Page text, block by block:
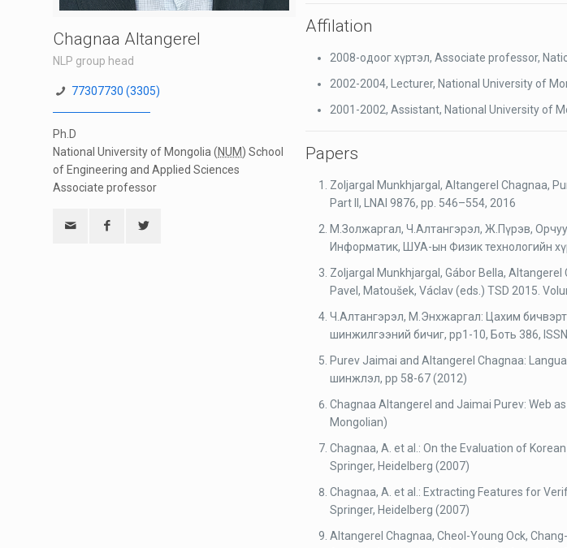
Chagnaa Altangerel
NLP group head
77307730 (3305)
Ph.D
National University of Mongolia (NUM)School
of Engineering and Applied Sciences
Associate professor
Affilation
2008-одоог хүртэл, Associate professor,
2002-2004, Lecturer, National University of
2001-2002, Assistant, National University of
Papers
Zoljargal Munkhjargal, Altangerel Chagnaa,
Part II, LNAI 9876, pp. 546–554, 2016
М.Золжаргал, Ч.Алтангэрэл, Ж.Пүрэв,
Информатик, ШУА-ын Физик технологийн
Zoljargal Munkhjargal, Gábor Bella,
Pavel, Matoušek, Václav (eds.) TSD 2015.
Ч.Алтангэрэл, М.Энхжаргал: Цахим
шинжилгээний бичиг, pp1-10, Боть 386,
Purev Jaimai and Altangerel Chagnaa:
шинжлэл, pp 58-67 (2012)
Chagnaa Altangerel and Jaimai Purev: Web
Mongolian)
Chagnaa, A. et al.: On the Evaluation of
Springer, Heidelberg (2007)
Chagnaa, A. et al.: Extracting Features for
Springer, Heidelberg (2007)
Altangerel Chagnaa, Cheol-Young Ock,